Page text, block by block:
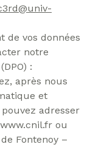
de vos données
notre
:
après nous
et
adresser
ou
Fontenoy –